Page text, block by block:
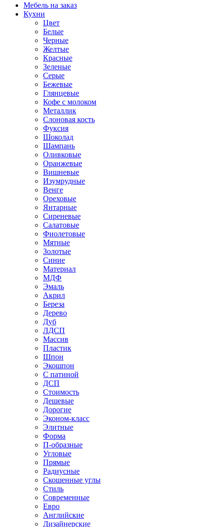
Мебель на заказ
Кухни
Цвет
Белые
Черные
Желтые
Красные
Зеленые
Серые
Бежевые
Глянцевые
Кофе с молоком
Металлик
Слоновая кость
Фуксия
Шоколад
Шампань
Оливковые
Оранжевые
Вишневые
Изумрудные
Венге
Ореховые
Янтарные
Сиреневые
Салатовые
Фиолетовые
Мятные
Золотые
Синие
Материал
МДФ
Эмаль
Акрил
Береза
Дерево
Дуб
ЛДСП
Массив
Пластик
Шпон
Экошпон
С патиной
ДСП
Стоимость
Дешевые
Дорогие
Эконом-класс
Элитные
Форма
П-образные
Угловые
Прямые
Радиусные
Скошенные углы
Стиль
Современные
Евро
Английские
Дизайнерские